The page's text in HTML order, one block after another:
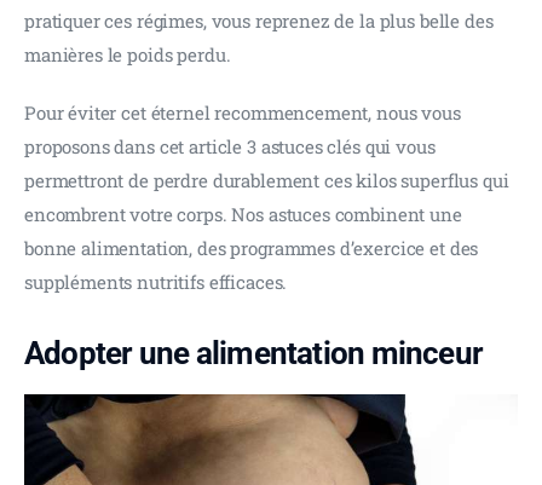
pratiquer ces régimes, vous reprenez de la plus belle des
manières le poids perdu.
Pour éviter cet éternel recommencement, nous vous
proposons dans cet article 3 astuces clés qui vous
permettront de perdre durablement ces kilos superflus qui
encombrent votre corps. Nos astuces combinent une
bonne alimentation, des programmes d’exercice et des
suppléments nutritifs efficaces.
Adopter une alimentation minceur